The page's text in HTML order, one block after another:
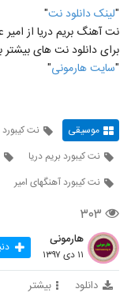
"لينک دانلود نت"
نت آهنگ بریم دریا از امیر
برای دانلود نت های بيشتر
"سايت هارمونی"
موسیقی نت کیبورد
نت کیبورد بریم دریا
نت کیبورد آهنگهای امیر
۳۰۳
هارمونی
۱۱ دی ۱۳۹۷
دانلود بیشتر